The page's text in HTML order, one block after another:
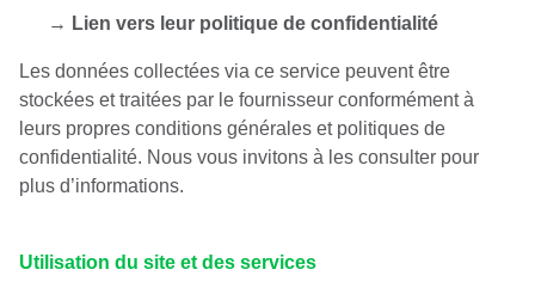
→ Lien vers leur politique de confidentialité
Les données collectées via ce service peuvent être
stockées et traitées par le fournisseur conformément à
leurs propres conditions générales et politiques de
confidentialité. Nous vous invitons à les consulter pour
plus d’informations.
Utilisation du site et des services